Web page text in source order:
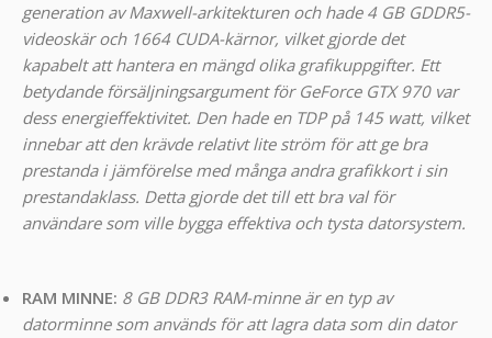
generation av Maxwell-arkitekturen och hade 4 GB GDDR5-
videoskär och 1664 CUDA-kärnor, vilket gjorde det
kapabelt att hantera en mängd olika grafikuppgifter. Ett
betydande försäljningsargument för GeForce GTX 970 var
dess energieffektivitet. Den hade en TDP på 145 watt, vilket
innebar att den krävde relativt lite ström för att ge bra
prestanda i jämförelse med många andra grafikkort i sin
prestandaklass. Detta gjorde det till ett bra val för
användare som ville bygga effektiva och tysta datorsystem.
RAM MINNE: 8 GB DDR3 RAM-minne är en typ av
datorminne som används för att lagra data som din dator